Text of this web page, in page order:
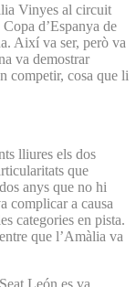
Vinyes al circuit
d’Espanya de
Així va ser, però va
va demostrar
competir, cosa que li
lliures els dos
que
anys que no hi
complicar a causa
categories en pista.
que l’Amàlia va
León es va